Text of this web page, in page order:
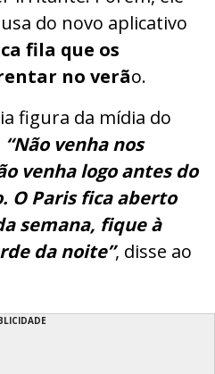
do novo aplicativo
fila que os
no verão.
figura da mídia do
“Não venha nos
venha logo antes do
O Paris fica aberto
semana, fique à
da noite”, disse ao